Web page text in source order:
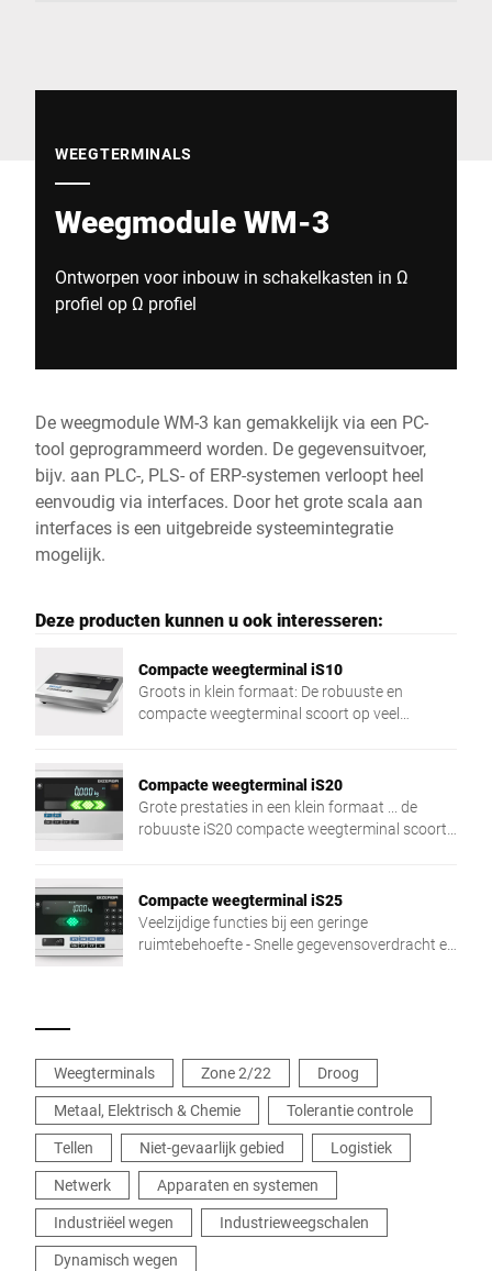
WEEGTERMINALS
Weegmodule WM-3
Ontworpen voor inbouw in schakelkasten in Ω
profiel op Ω profiel
De weegmodule WM-3 kan gemakkelijk via een PC-
tool geprogrammeerd worden. De gegevensuitvoer,
bijv. aan PLC-, PLS- of ERP-systemen verloopt heel
eenvoudig via interfaces. Door het grote scala aan
interfaces is een uitgebreide systeemintegratie
mogelijk.
Deze producten kunnen u ook interesseren:
Compacte weegterminal iS10
Groots in klein formaat: De robuuste en
compacte weegterminal scoort op veel
inventariseren.
Compacte weegterminal iS20
Grote prestaties in een klein formaat ... de
robuuste iS20 compacte weegterminal scoort
documenteren en inventariseren. Hij is
eenvoudig te bedienen en heeft een
roestvrijstalen ontwerp.
Compacte weegterminal iS25
Veelzijdige functies bij een geringe
ruimtebehoefte - Snelle gegevensoverdracht en
eenvoudig integreerbare iS25.
Weegterminals
Zone 2/22
Droog
Metaal, Elektrisch & Chemie
Tolerantie controle
Tellen
Niet-gevaarlijk gebied
Logistiek
Netwerk
Apparaten en systemen
Industriëel wegen
Industrieweegschalen
Dynamisch wegen